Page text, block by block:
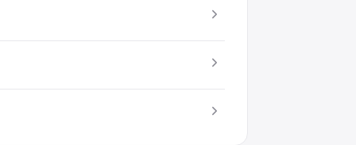
lockert Texte auf, lenkt den Blick